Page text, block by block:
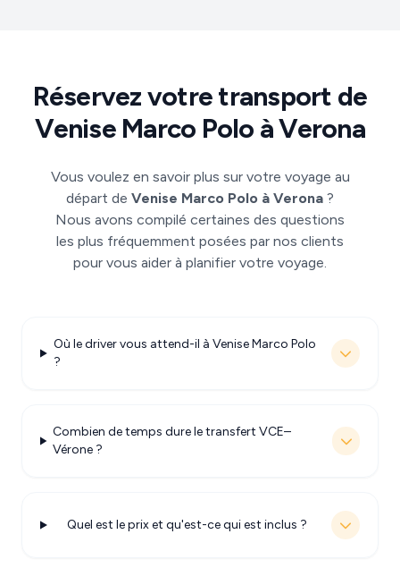
Réservez votre transport de
Venise Marco Polo à Verona
Vous voulez en savoir plus sur votre voyage au
départ de Venise Marco Polo à Verona ?
Nous avons compilé certaines des questions
les plus fréquemment posées par nos clients
pour vous aider à planifier votre voyage.
Où le driver vous attend-il à Venise Marco Polo
?
Combien de temps dure le transfert VCE–
Vérone ?
Quel est le prix et qu'est-ce qui est inclus ?